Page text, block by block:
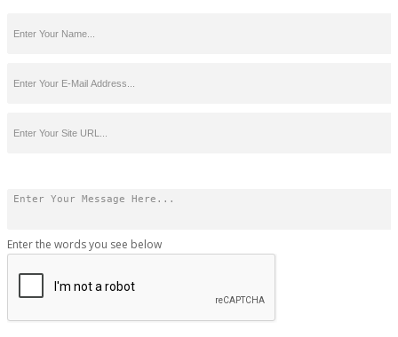
Enter the words you see below